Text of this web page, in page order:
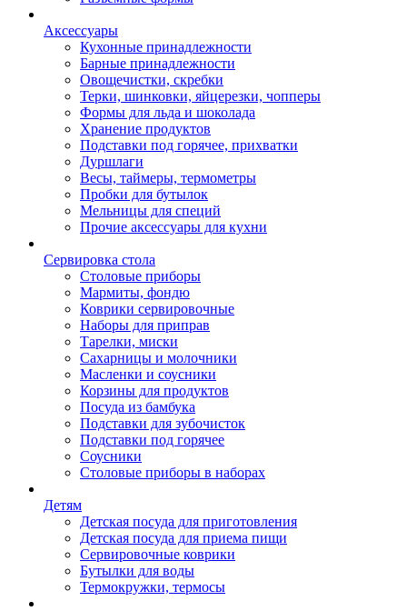
Аксессуары
Кухонные принадлежности
Барные принадлежности
Овощечистки, скребки
Терки, шинковки, яйцерезки, чопперы
Формы для льда и шоколада
Хранение продуктов
Подставки под горячее, прихватки
Дуршлаги
Весы, таймеры, термометры
Пробки для бутылок
Мельницы для специй
Прочие аксессуары для кухни
Сервировка стола
Столовые приборы
Мармиты, фондю
Коврики сервировочные
Наборы для приправ
Тарелки, миски
Сахарницы и молочники
Масленки и соусники
Корзины для продуктов
Посуда из бамбука
Подставки для зубочисток
Подставки под горячее
Соусники
Столовые приборы в наборах
Детям
Детская посуда для приготовления
Детская посуда для приема пищи
Сервировочные коврики
Бутылки для воды
Термокружки, термосы